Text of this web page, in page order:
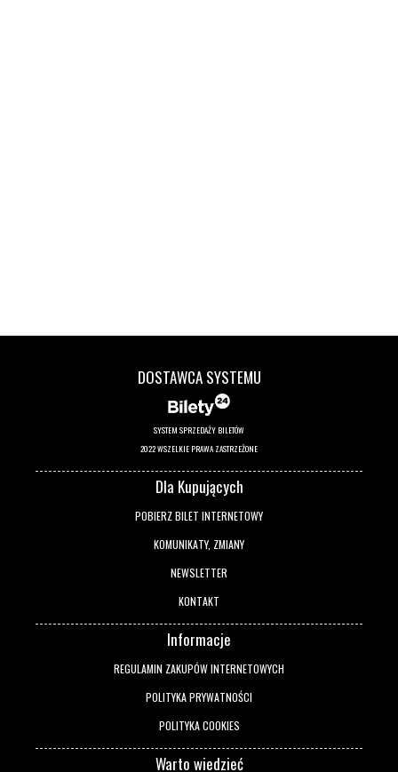
DOSTAWCA SYSTEMU
SYSTEM SPRZEDAŻY BILETÓW
2022 WSZELKIE PRAWA ZASTRZEŻONE
Dla Kupujących
POBIERZ BILET INTERNETOWY
KOMUNIKATY, ZMIANY
NEWSLETTER
KONTAKT
Informacje
REGULAMIN ZAKUPÓW INTERNETOWYCH
POLITYKA PRYWATNOŚCI
POLITYKA COOKIES
Warto wiedzieć